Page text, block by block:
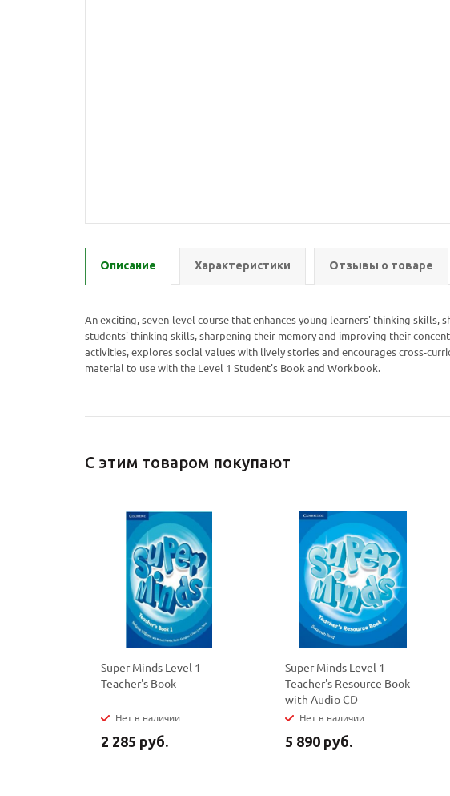
Описание Характеристики Отзывы о товаре
An exciting, seven-level course that enhances young learners' thinking
students' thinking skills, sharpening their memory and improving their
activities, explores social values with lively stories and encourages cross-
material to use with the Level 1 Student's Book and Workbook.
С этим товаром покупают
Super Minds Level 1
Teacher's Book
Нет в наличии
2 285 руб.
Super Minds Level 1
Teacher's Resource Book
with Audio CD
Нет в наличии
5 890 руб.